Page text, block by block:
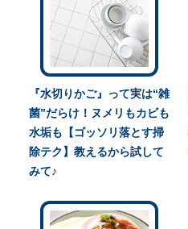
『水切りかご』って実は“雑
菌”だらけ！ヌメリもカビも
水垢も【ゴッソリ落とす掃
除テク】教えるから試して
みて♪